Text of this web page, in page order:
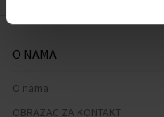
O NAMA
O nama
OBRAZAC ZA KONTAKT